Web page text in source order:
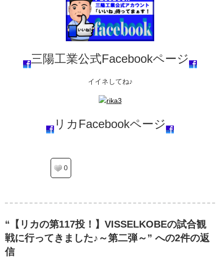
三陽工業公式Facebookページ
イイネしてね♪
リカFacebookページ
0
“【リカの第117投！】VISSELKOBEの試合観
戦に行ってきました♪～第二弾～” への2件の返
信